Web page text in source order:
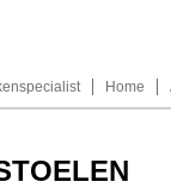
Home